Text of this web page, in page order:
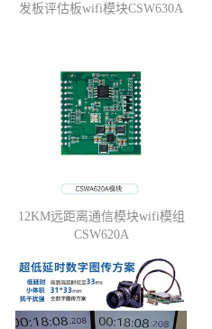
发板评估板wifi模块CSW630A
12KM远距离通信模块wifi模组
CSW620A